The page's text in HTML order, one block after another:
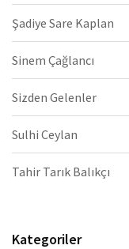
Şadiye Sare Kaplan
Sinem Çağlancı
Sizden Gelenler
Sulhi Ceylan
Tahir Tarık Balıkçı
Kategoriler